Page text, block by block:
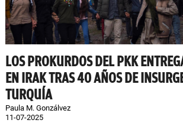
LOS PROKURDOS DEL PKK
EN IRAK TRAS 40 AÑOS DE
TURQUÍA
Paula M. Gonzálvez
11-07-2025